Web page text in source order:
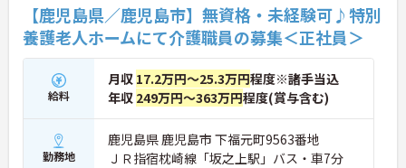
【鹿児島県／鹿児島市】無資格・未経験可♪特別
養護老人ホームにて介護職員の募集＜正社員＞
給料
月収 17.2万円～25.3万円程度※諸手当込
年収 249万円～363万円程度(賞与含む)
勤務地
鹿児島県 鹿児島市 下福元町9563番地
ＪＲ指宿枕崎線「坂之上駅」バス・車7分